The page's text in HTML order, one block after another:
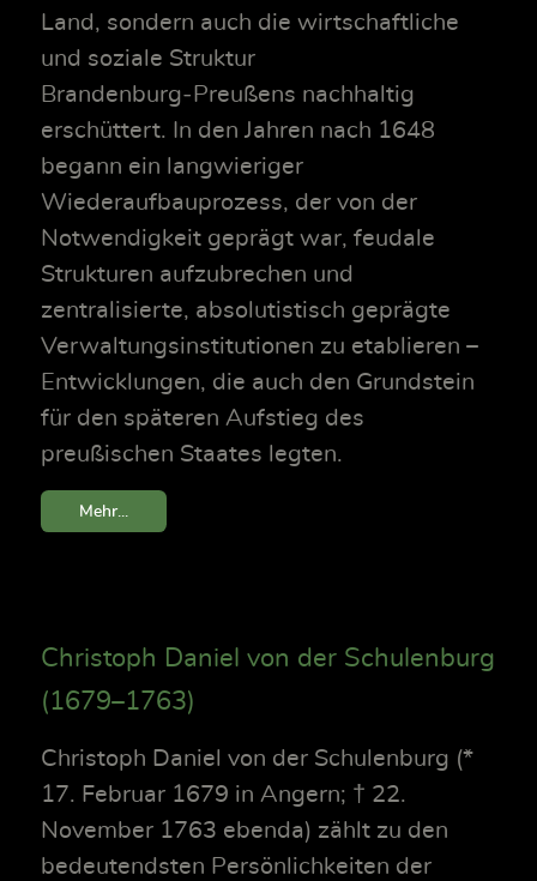
Land, sondern auch die wirtschaftliche
und soziale Struktur
Brandenburg‑Preußens nachhaltig
erschüttert. In den Jahren nach 1648
begann ein langwieriger
Wiederaufbauprozess, der von der
Notwendigkeit geprägt war, feudale
Strukturen aufzubrechen und
zentralisierte, absolutistisch geprägte
Verwaltungsinstitutionen zu etablieren –
Entwicklungen, die auch den Grundstein
für den späteren Aufstieg des
preußischen Staates legten.
Mehr...
Christoph Daniel von der Schulenburg
(1679–1763)
Christoph Daniel von der Schulenburg (*
17. Februar 1679 in Angern; † 22.
November 1763 ebenda) zählt zu den
bedeutendsten Persönlichkeiten der